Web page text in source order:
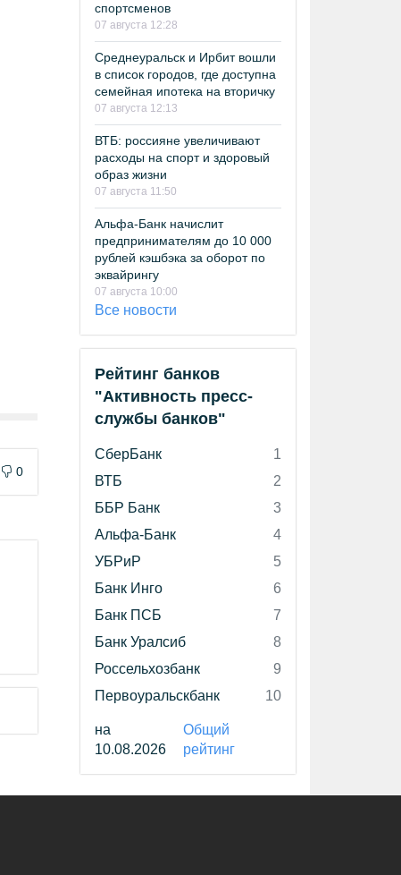
0
спортсменов
07 августа 12:28
Среднеуральск и Ирбит вошли
в список городов, где доступна
семейная ипотека на вторичку
07 августа 12:13
ВТБ: россияне увеличивают
расходы на спорт и здоровый
образ жизни
07 августа 11:50
Альфа-Банк начислит
предпринимателям до 10 000
рублей кэшбэка за оборот по
эквайрингу
07 августа 10:00
Все новости
Рейтинг банков
"Активность пресс-
службы банков"
СберБанк
1
ВТБ
2
ББР Банк
3
Альфа-Банк
4
УБРиР
5
Банк Инго
6
Банк ПСБ
7
Банк Уралсиб
8
Россельхозбанк
9
Первоуральскбанк
10
на
10.08.2026
Общий
рейтинг